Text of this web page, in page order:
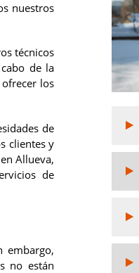
nuestros
técnicos
de la
los
de
clientes y
Allueva,
de
embargo,
no están